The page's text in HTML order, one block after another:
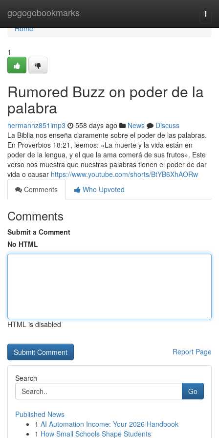
gogogobookmarks
Home
Home
1
Rumored Buzz on poder de la
palabra
hermannz851imp3 558 days ago News
Discuss
La Biblia nos enseña claramente sobre el poder de las palabras.
En Proverbios 18:21, leemos: «La muerte y la vida están en
poder de la lengua, y el que la ama comerá de sus frutos». Este
verso nos muestra que nuestras palabras tienen el poder de dar
vida o causar https://www.youtube.com/shorts/BtYB6XhAORw
Comments
Who Upvoted
Comments
Submit a Comment
No HTML
HTML is disabled
Report Page
Search
Go
Published News
1 AI Automation Income: Your 2026 Handbook
1 How Small Schools Shape Students